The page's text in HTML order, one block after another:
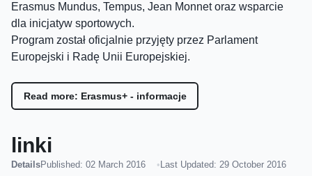
Erasmus Mundus, Tempus, Jean Monnet oraz wsparcie
dla inicjatyw sportowych.
Program został oficjalnie przyjęty przez Parlament
Europejski i Radę Unii Europejskiej.
Read more: Erasmus+ - informacje
linki
DetailsPublished: 02 March 2016 Last Updated: 29 October 2016